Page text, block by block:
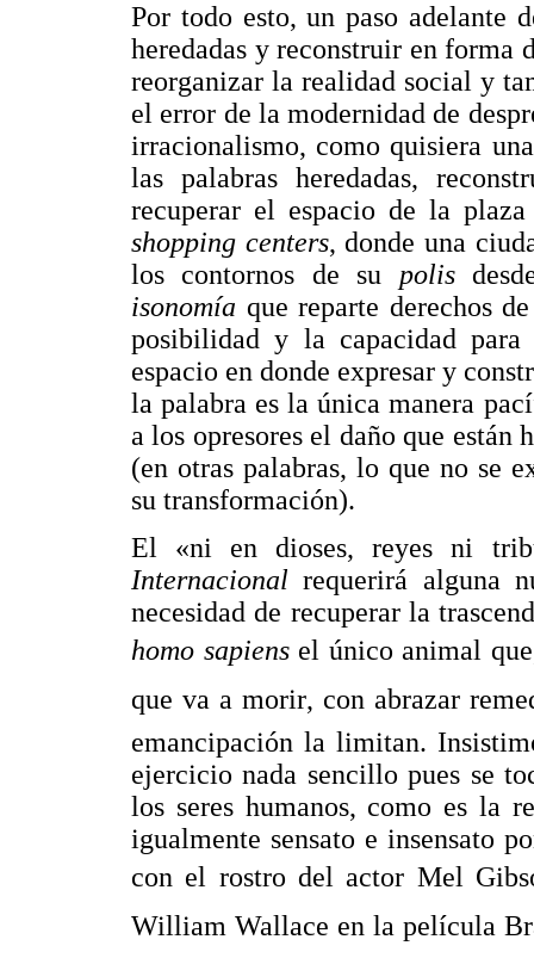
Por todo esto, un paso adelante
heredadas y reconstruir en forma
reorganizar la realidad social y
el error de la modernidad de
irracionalismo, como quisiera
las palabras heredadas,
recuperar el espacio de la
shopping centers, donde una
los contornos de su polis
isonomía que reparte derechos
posibilidad y la capacidad
espacio en donde expresar y
la palabra es la única manera
a los opresores el daño que
(en otras palabras, lo que no se
su transformación).
El «ni en dioses, reyes ni
Internacional requerirá alguna
necesidad de recuperar la
homo sapiens el único animal
que va a morir, con abrazar
emancipación la limitan.
ejercicio nada sencillo pues se
los seres humanos, como es la
igualmente sensato e insensato
con el rostro del actor Mel
William Wallace en la película